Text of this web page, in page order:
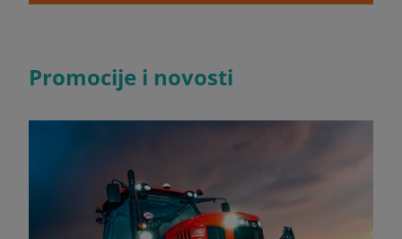
Promocije i novosti